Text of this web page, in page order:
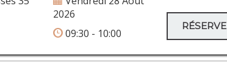
2026
09:30 - 10:00